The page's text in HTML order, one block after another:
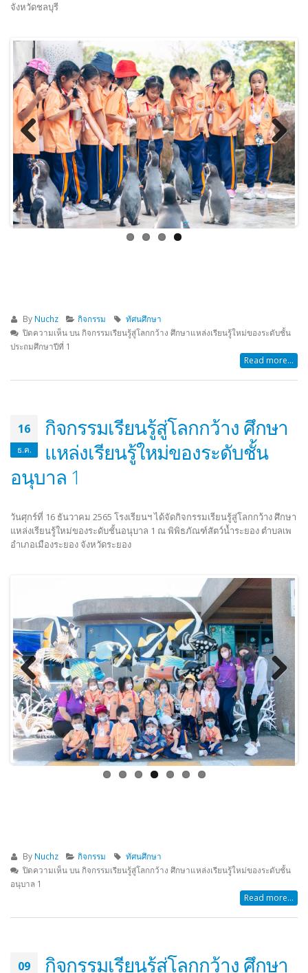
จังหวัดชลบุรี
Previous Next
By Nuchz กิจกรรม
ทัศนศึกษา
ปิดความเห็นบน กิจกรรมเรียนรู้สู่โลกกว้าง ศึกษาแหล่งเรียนรู้ใหม่ของระดับชั้น
ประถมศึกษาปีที่ 1
Read more...
16
ธ.ค.
กิจกรรมเรียนรู้สู่โลกกว้าง ศึกษา
แหล่งเรียนรู้ใหม่ของระดับชั้น
อนุบาล 1
วันศุกร์ที่ 16 ธันวาคม 2565 โรงเรียนฯ ได้จัดกิจกรรมเรียนรู้สู่โลกกว้าง ศึกษา
แหล่งเรียนรู้ใหม่ของระดับชั้นอนุบาล 1 ณ พิพิธภัณฑ์สัตว์น้ำระยอง ตำบลเพ
อำเภอเมืองระยอง จังหวัดระยอง
Previous Next
By Nuchz กิจกรรม
ทัศนศึกษา
ปิดความเห็นบน กิจกรรมเรียนรู้สู่โลกกว้าง ศึกษาแหล่งเรียนรู้ใหม่ของระดับชั้น
อนุบาล 1
Read more...
09
กิจกรรมเรียนรู้สู่โลกกว้าง ศึกษา